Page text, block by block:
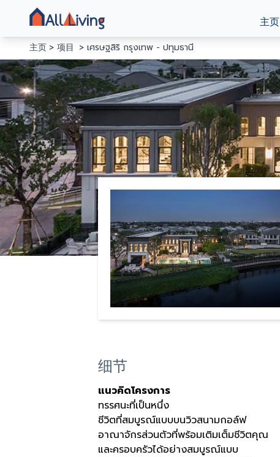
主页
主页 项目 เศรษฐสิริ กรุงเทพ - ปทุมธานี
细节
แนวคิดโครงการ
ทรรศนะที่เป็นหนึ่ง
ชีวิตที่สมบูรณ์แบบบนวิวสนามกอล์ฟ
อาณาจักรส่วนตัวที่พร้อมเติมเต็มชีวิตคุณ
และครอบครัวได้อย่างสมบูรณ์แบบ